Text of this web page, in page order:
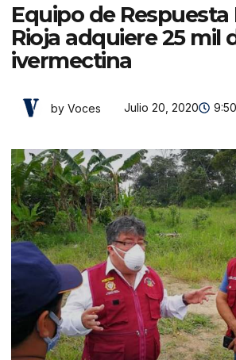
Equipo de Respuesta
Rioja adquiere 25 mil
ivermectina
by Voces Julio 20, 2020